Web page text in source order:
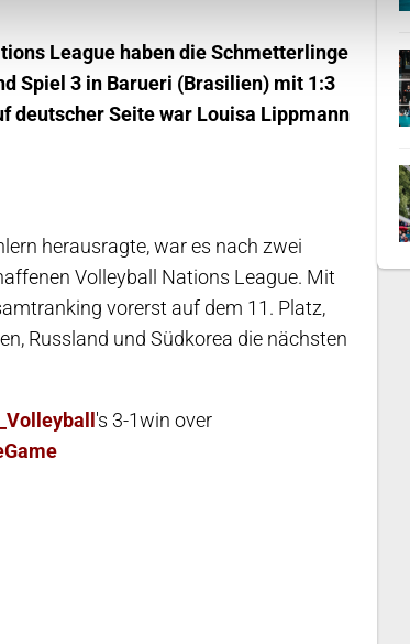
League haben die Schmetterlinge
Spiel 3 in Barueri (Brasilien) mit 1:3
deutscher Seite war Louisa Lippmann
herausragte, war es nach zwei
Volleyball Nations League. Mit
vorerst auf dem 11. Platz,
Russland und Südkorea die nächsten
's 3-1win over